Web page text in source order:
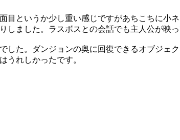
というか少し重い感じですがあちこちに小
ました。ラスボスとの会話でも主人公が映
た。ダンジョンの奥に回復できるオブジェ
うれしかったです。